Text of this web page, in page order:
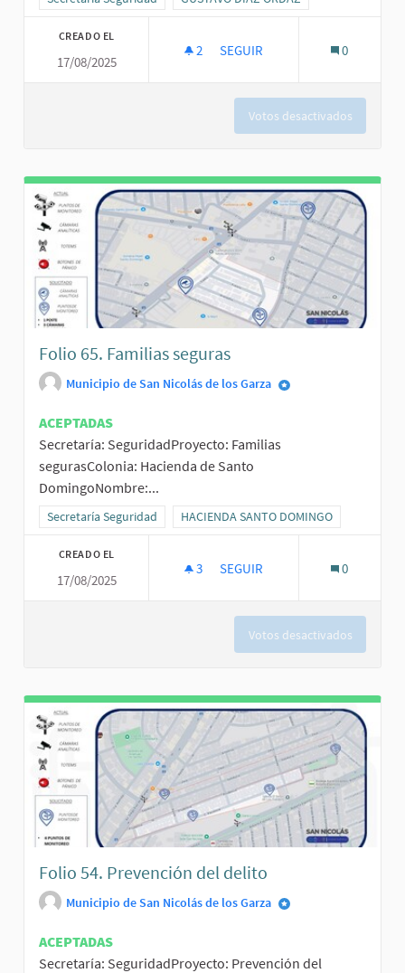
CREADO EL
17/08/2025
2 2 SEGUIDORAS
SEGUIR 0
Votos desactivados
Folio 65. Familias seguras
Municipio de San Nicolás de los Garza
ACEPTADAS
Secretaría: SeguridadProyecto: Familias
segurasColonia: Hacienda de Santo
DomingoNombre:...
Resultados al filtrar por la categoría: Secretaría Seguridad
Secretaría Seguridad Resultados al filtrar por el ámbito:
HACIENDA SANTO DOMINGO
CREADO EL
17/08/2025
3 3 SEGUIDORAS
SEGUIR 0
Votos desactivados
Folio 54. Prevención del delito
Municipio de San Nicolás de los Garza
ACEPTADAS
Secretaría: SeguridadProyecto: Prevención del